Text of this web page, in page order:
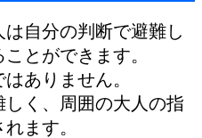
自分の判断で避難し
とができます。
ありません。
く、周囲の大人の指
ます。